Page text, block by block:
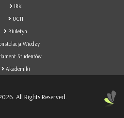
IRK
UCTI
Biuletyn
Wiedzy
Studentów
Akademiki
All Rights Reserved.